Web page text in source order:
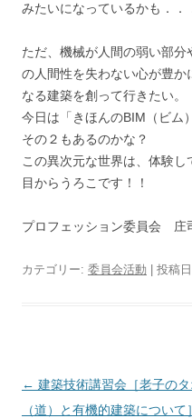
みたいになっているかも．．
ただ、機械が人間の弱い部
の人間性を失わない心が豊か
なる建築を創って行きたい。
今日は「きほんのBIM（ビ
その２もあるのかな？
この異次元な世界は、体験
目からうろこです！！
プロフェッション委員会 庄
カテゴリー: 委員会活動 | 投稿
投
稿
← 建築技術講習会［老子のタ
（道）と有機的建築について］